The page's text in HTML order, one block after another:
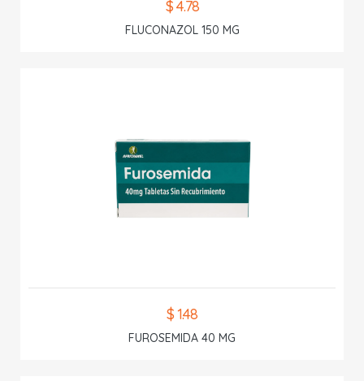
$ 4.78
FLUCONAZOL 150 MG
$ 1.48
FUROSEMIDA 40 MG